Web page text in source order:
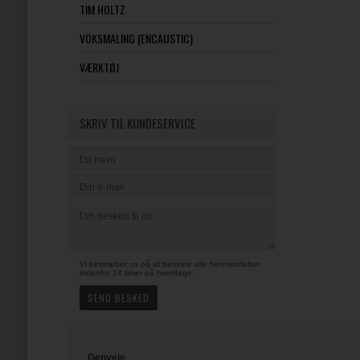
TIM HOLTZ
VOKSMALING (ENCAUSTIC)
VÆRKTØJ
SKRIV TIL KUNDESERVICE
Vi bestræber os på at besvare alle henvendelser
indenfor 24 timer på hverdage.
Genveje